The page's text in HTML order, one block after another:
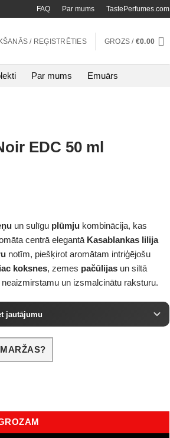
FAQ Par mums TastePerfumes.com
/ REĢISTRĒTIES GROZS / €0.00
Par mums Emuārs
EDC 50 ml
un sulīgu plūmju kombinācija, kas
centrā elegantā Kasablankas lilija
notīm, piešķirot aromātam intriģējošu
koksnes, zemes pačūlijas un siltā
un izsmalcinātu raksturu.
jautājumu